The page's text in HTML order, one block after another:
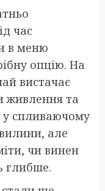
час
в меню
опцію. На
вистачає
живлення та
спливаючому
але
чи винен
глибше.